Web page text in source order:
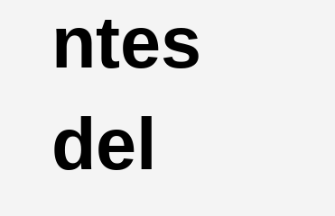
ntes
del